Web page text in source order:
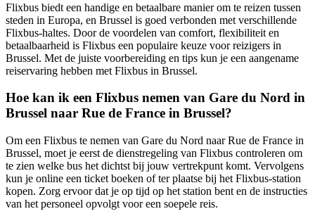
Flixbus biedt een handige en betaalbare manier om te reizen tussen
steden in Europa, en Brussel is goed verbonden met verschillende
Flixbus-haltes. Door de voordelen van comfort, flexibiliteit en
betaalbaarheid is Flixbus een populaire keuze voor reizigers in
Brussel. Met de juiste voorbereiding en tips kun je een aangename
reiservaring hebben met Flixbus in Brussel.
Hoe kan ik een Flixbus nemen van Gare du Nord in
Brussel naar Rue de France in Brussel?
Om een Flixbus te nemen van Gare du Nord naar Rue de France in
Brussel, moet je eerst de dienstregeling van Flixbus controleren om
te zien welke bus het dichtst bij jouw vertrekpunt komt. Vervolgens
kun je online een ticket boeken of ter plaatse bij het Flixbus-station
kopen. Zorg ervoor dat je op tijd op het station bent en de instructies
van het personeel opvolgt voor een soepele reis.